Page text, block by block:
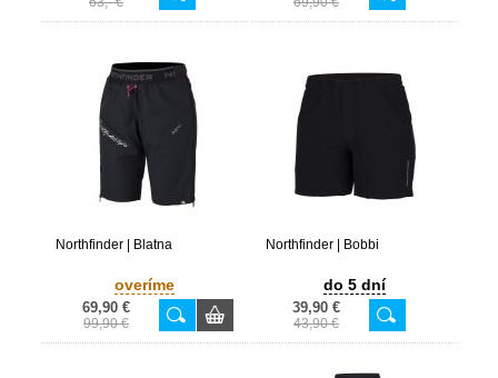
Northfinder | Blatna
overíme
69,90 €
99,90 €
Northfinder | Bobbi
do 5 dní
39,90 €
43,90 €